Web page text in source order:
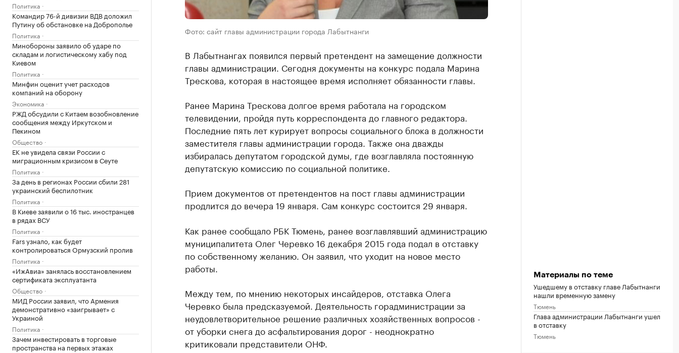
Политика
Командир 76-й дивизии ВДВ доложил
Путину об обстановке на Доброполье
Политика
Минобороны заявило об ударе по
складам и логистическому хабу под
Киевом
Политика
Минфин оценит учет расходов
компаний на оборону
Экономика
РЖД обсудили с Китаем возобновление
сообщения между Иркутском и
Пекином
Общество
ЕК не увидела связи России с
миграционным кризисом в Сеуте
Политика
За день в регионах России сбили 281
украинский беспилотник
Политика
В Киеве заявили о 16 тыс. иностранцев
в рядах ВСУ
Политика
Fars узнало, как будет
контролироваться Ормузский пролив
Политика
«ИжАвиа» занялась восстановлением
сертификата эксплуатанта
Общество
МИД России заявил, что Армения
демонстративно «заигрывает» с
Украиной
Политика
Зачем инвестировать в торговые
пространства на первых этажах
Фото: сайт главы администрации города Лабытнанги
В Лабытнангах появился первый претендент на замещение должности
главы администрации. Сегодня документы на конкурс подала Марина
Трескова, которая в настоящее время исполняет обязанности главы.
Ранее Марина Трескова долгое время работала на городском
телевидении, пройдя путь корреспондента до главного редактора.
Последние пять лет курирует вопросы социального блока в должности
заместителя главы администрации города. Также она дважды
избиралась депутатом городской думы, где возглавляла постоянную
депутатскую комиссию по социальной политике.
Прием документов от претендентов на пост главы администрации
продлится до вечера 19 января. Сам конкурс состоится 29 января.
Как ранее сообщало РБК Тюмень, ранее возглавлявший администрацию
муниципалитета Олег Черевко 16 декабря 2015 года подал в отставку
по собственному желанию. Он заявил, что уходит на новое место
работы.
Между тем, по мнению некоторых инсайдеров, отставка Олега
Черевко была предсказуемой. Деятельность горадминистрации за
неудовлетворительное решение различных хозяйственных вопросов -
от уборки снега до асфальтирования дорог - неоднократно
критиковали представители ОНФ.
Материалы по теме
Ушедшему в отставку главе Лабытнанги
нашли временную замену
Тюмень
Глава администрации Лабытнанги ушел
в отставку
Тюмень